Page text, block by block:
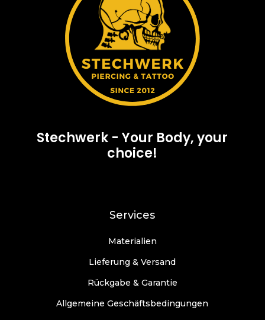
Stechwerk - Your Body, your
choice!
Services
Materialien
Lieferung & Versand
Rückgabe & Garantie
Allgemeine Geschäftsbedingungen